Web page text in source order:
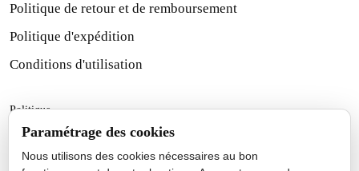
Politique de retour et de remboursement
Politique d'expédition
Conditions d'utilisation
Politique
Politique d'expédition
Paramétrage des cookies
Nous utilisons des cookies nécessaires au bon